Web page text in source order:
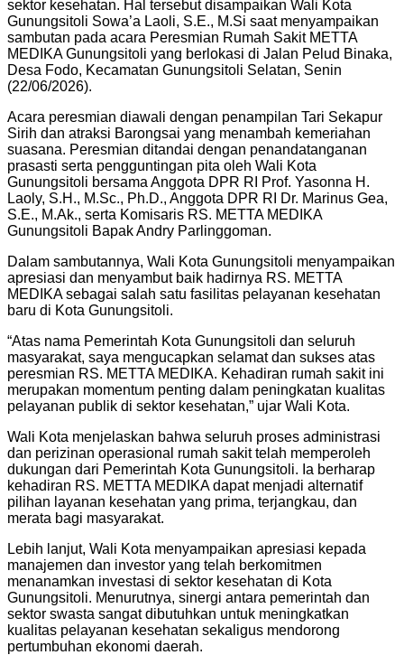
sektor kesehatan. Hal tersebut disampaikan Wali Kota
Gunungsitoli Sowa’a Laoli, S.E., M.Si saat menyampaikan
sambutan pada acara Peresmian Rumah Sakit METTA
MEDIKA Gunungsitoli yang berlokasi di Jalan Pelud Binaka,
Desa Fodo, Kecamatan Gunungsitoli Selatan, Senin
(22/06/2026).
Acara peresmian diawali dengan penampilan Tari Sekapur
Sirih dan atraksi Barongsai yang menambah kemeriahan
suasana. Peresmian ditandai dengan penandatanganan
prasasti serta pengguntingan pita oleh Wali Kota
Gunungsitoli bersama Anggota DPR RI Prof. Yasonna H.
Laoly, S.H., M.Sc., Ph.D., Anggota DPR RI Dr. Marinus Gea,
S.E., M.Ak., serta Komisaris RS. METTA MEDIKA
Gunungsitoli Bapak Andry Parlinggoman.
Dalam sambutannya, Wali Kota Gunungsitoli menyampaikan
apresiasi dan menyambut baik hadirnya RS. METTA
MEDIKA sebagai salah satu fasilitas pelayanan kesehatan
baru di Kota Gunungsitoli.
“Atas nama Pemerintah Kota Gunungsitoli dan seluruh
masyarakat, saya mengucapkan selamat dan sukses atas
peresmian RS. METTA MEDIKA. Kehadiran rumah sakit ini
merupakan momentum penting dalam peningkatan kualitas
pelayanan publik di sektor kesehatan,” ujar Wali Kota.
Wali Kota menjelaskan bahwa seluruh proses administrasi
dan perizinan operasional rumah sakit telah memperoleh
dukungan dari Pemerintah Kota Gunungsitoli. Ia berharap
kehadiran RS. METTA MEDIKA dapat menjadi alternatif
pilihan layanan kesehatan yang prima, terjangkau, dan
merata bagi masyarakat.
Lebih lanjut, Wali Kota menyampaikan apresiasi kepada
manajemen dan investor yang telah berkomitmen
menanamkan investasi di sektor kesehatan di Kota
Gunungsitoli. Menurutnya, sinergi antara pemerintah dan
sektor swasta sangat dibutuhkan untuk meningkatkan
kualitas pelayanan kesehatan sekaligus mendorong
pertumbuhan ekonomi daerah.